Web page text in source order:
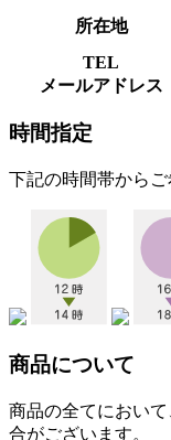
所在地
TEL
メールアドレス
時間指定
下記の時間帯からご
商品について
商品の全てにおい
合がございます。